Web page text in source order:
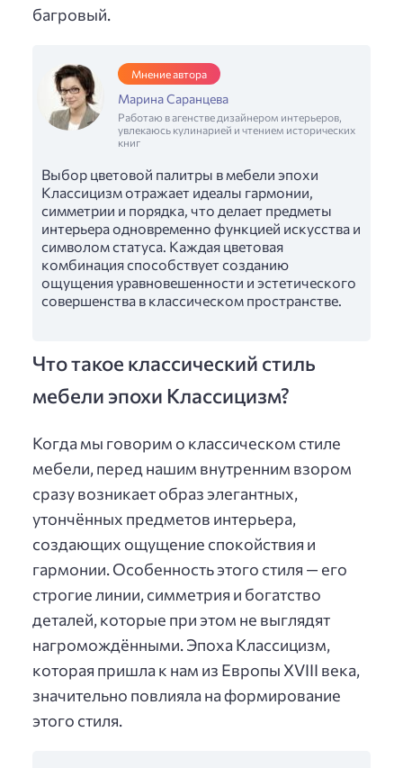
багровый.
Мнение автора
Марина Саранцева
Работаю в агенстве дизайнером интерьеров,
увлекаюсь кулинарией и чтением исторических
книг
Выбор цветовой палитры в мебели эпохи
Классицизм отражает идеалы гармонии,
симметрии и порядка, что делает предметы
интерьера одновременно функцией искусства и
символом статуса. Каждая цветовая
комбинация способствует созданию
ощущения уравновешенности и эстетического
совершенства в классическом пространстве.
Что такое классический стиль
мебели эпохи Классицизм?
Когда мы говорим о классическом стиле
мебели, перед нашим внутренним взором
сразу возникает образ элегантных,
утончённых предметов интерьера,
создающих ощущение спокойствия и
гармонии. Особенность этого стиля — его
строгие линии, симметрия и богатство
деталей, которые при этом не выглядят
нагромождёнными. Эпоха Классицизм,
которая пришла к нам из Европы XVIII века,
значительно повлияла на формирование
этого стиля.